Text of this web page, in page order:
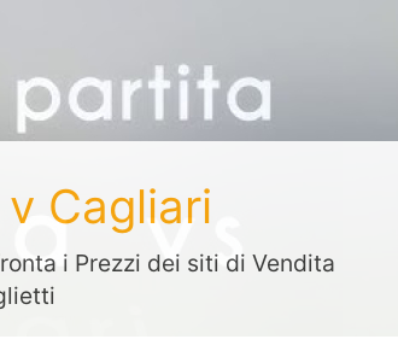
Cagliari
i Prezzi dei siti di Vendita